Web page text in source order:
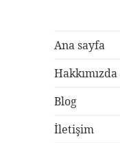
Ana sayfa
Hakkımızda
Blog
İletişim